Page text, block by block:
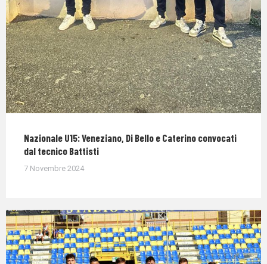
Nazionale U15: Veneziano, Di Bello e Caterino convocati
dal tecnico Battisti
7 Novembre 2024